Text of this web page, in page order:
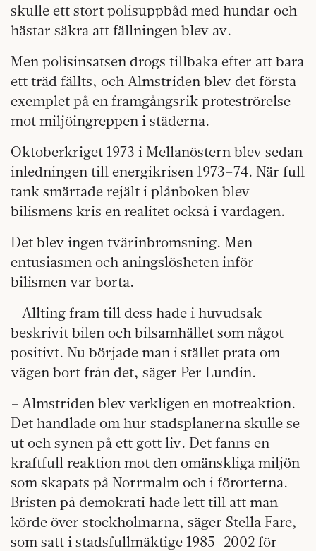
skulle ett stort polisuppbåd med hundar och
hästar säkra att fällningen blev av.
Men polisinsatsen drogs tillbaka efter att bara
ett träd fällts, och Almstriden blev det första
exemplet på en framgångsrik proteströrelse
mot miljöingreppen i städerna.
Oktoberkriget 1973 i Mellanöstern blev sedan
inledningen till energikrisen 1973–74. När full
tank smärtade rejält i plånboken blev
bilismens kris en realitet också i vardagen.
Det blev ingen tvärinbromsning. Men
entusiasmen och aningslösheten inför
bilismen var borta.
– Allting fram till dess hade i huvudsak
beskrivit bilen och bilsamhället som något
positivt. Nu började man i stället prata om
vägen bort från det, säger Per Lundin.
– Almstriden blev verkligen en motreaktion.
Det handlade om hur stadsplanerna skulle se
ut och synen på ett gott liv. Det fanns en
kraftfull reaktion mot den omänskliga miljön
som skapats på Norrmalm och i förorterna.
Bristen på demokrati hade lett till att man
körde över stockholmarna, säger Stella Fare,
som satt i stadsfullmäktige 1985–2002 för